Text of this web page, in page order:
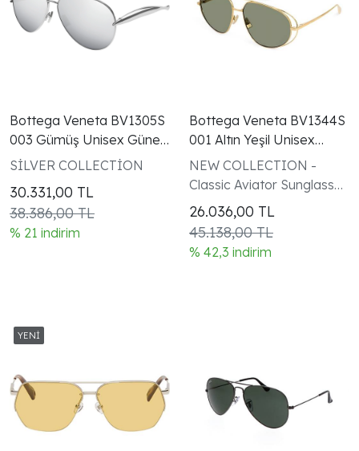
Bottega Veneta BV1305S
003 Gümüş Unisex Güneş
Gözlüğü
SİLVER COLLECTİON
30.331,00 TL
38.386,00 TL
% 21 indirim
Bottega Veneta BV1344S
001 Altın Yeşil Unisex
Güneş Gözlüğü
NEW COLLECTION -
Classic Aviator Sunglasses
- Gold
26.036,00 TL
45.138,00 TL
% 42,3 indirim